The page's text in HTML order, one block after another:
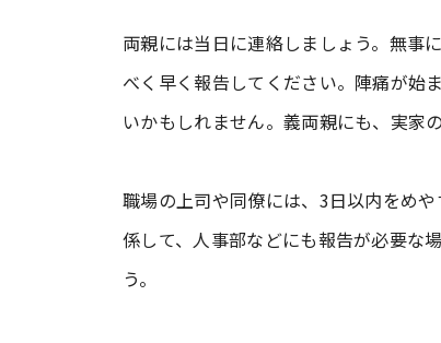
両親には当日に連絡しましょう。無事
べく早く報告してください。陣痛が始
いかもしれません。義両親にも、実家
職場の上司や同僚には、3日以内をめ
係して、人事部などにも報告が必要な
う。